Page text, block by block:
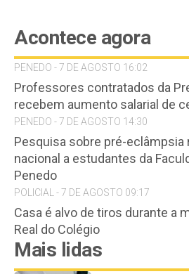
Acontece agora
PENEDO - 7 DE AGOSTO 16:02
Professores contratados da
recebem aumento salarial de
PENEDO - 7 DE AGOSTO 14:30
Pesquisa sobre pré-eclâmpsia
nacional a estudantes da
Penedo
POLICIAL - 7 DE AGOSTO 09:17
Casa é alvo de tiros durante a
Real do Colégio
Mais lidas